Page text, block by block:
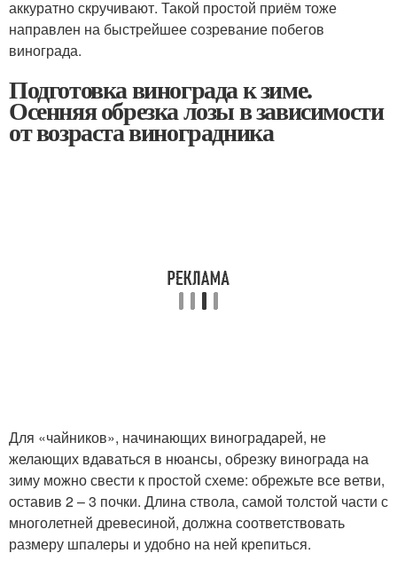
аккуратно скручивают. Такой простой приём тоже
направлен на быстрейшее созревание побегов
винограда.
Подготовка винограда к зиме.
Осенняя обрезка лозы в зависимости
от возраста виноградника
Для «чайников», начинающих виноградарей, не
желающих вдаваться в нюансы, обрезку винограда на
зиму можно свести к простой схеме: обрежьте все ветви,
оставив 2 – 3 почки. Длина ствола, самой толстой части с
многолетней древесиной, должна соответствовать
размеру шпалеры и удобно на ней крепиться.